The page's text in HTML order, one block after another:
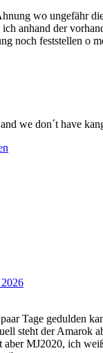
wo ungefähr
anhand der
noch feststellen o
we don´t have
Tage gedulden
steht der Amarok
aber MJ2020, ich